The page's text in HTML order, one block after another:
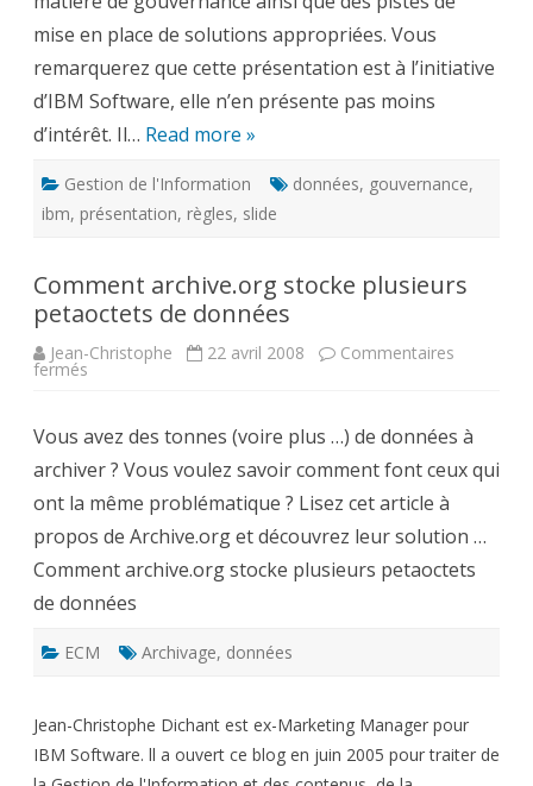
mise en place de solutions appropriées. Vous
remarquerez que cette présentation est à l’initiative
d’IBM Software, elle n’en présente pas moins
d’intérêt. Il… Read more »
Gestion de l'Information données, gouvernance,
ibm, présentation, règles, slide
Comment archive.org stocke plusieurs
petaoctets de données
Jean-Christophe 22 avril 2008 Commentaires
fermés
plusieurs
petaoctets
de
données
Vous avez des tonnes (voire plus …) de données à
archiver ? Vous voulez savoir comment font ceux qui
ont la même problématique ? Lisez cet article à
propos de Archive.org et découvrez leur solution …
Comment archive.org stocke plusieurs petaoctets
de données
ECM Archivage, données
Jean-Christophe Dichant est ex-Marketing Manager pour
IBM Software. ll a ouvert ce blog en juin 2005 pour traiter de